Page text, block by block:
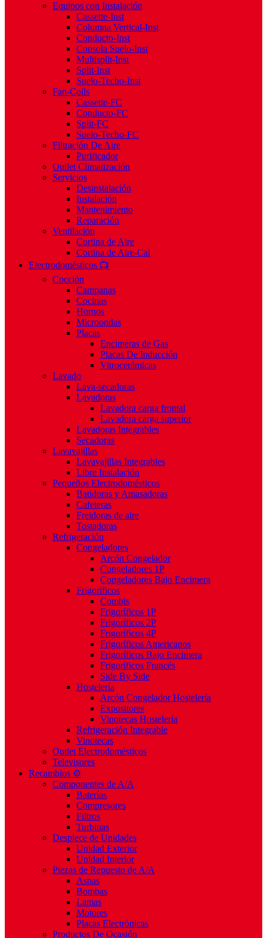
Equipos con Instalación
Cassette-Inst
Columna Vertical-Inst
Conducto-Inst
Consola Suelo-Inst
Multisplit-Inst
Split-Inst
Suelo-Techo-Inst
Fan-Coils
Cassette-FC
Conducto-FC
Split-FC
Suelo-Techo-FC
Filtración De Aire
Purificador
Outlet Climatización
Servicios
Desinstalación
Instalación
Mantenimiento
Reparación
Ventilación
Cortina de Aire
Cortina de Aire-Cal
Electrodomésticos 📺
Cocción
Campanas
Cocinas
Hornos
Microondas
Placas
Encimeras de Gas
Placas De Inducción
Vitrocerámicas
Lavado
Lava-secadoras
Lavadoras
Lavadora carga frontal
Lavadora carga superior
Lavadoras Integrables
Secadoras
Lavavajillas
Lavavajillas Integrables
Libre Instalación
Pequeños Electrodomésticos
Batidoras y Amasadoras
Cafeteras
Freidoras de aire
Tostadoras
Refrigeración
Congeladores
Arcón Congelador
Congeladores 1P
Congeladores Bajo Encimera
Frigoríficos
Combis
Frigoríficos 1P
Frigoríficos 2P
Frigoríficos 4P
Frigoríficos Americanos
Frigoríficos Bajo Encimera
Frigoríficos Francés
Side By Side
Hostelería
Arcón Congelador Hostelería
Expositores
Vinotecas Hostelería
Refrigeración Integrable
Vinotecas
Outlet Electrodomésticos
Televisores
Recambios ⚙️
Componentes de A/A
Baterías
Compresores
Filtros
Turbinas
Despiece de Unidades
Unidad Exterior
Unidad Interior
Piezas de Repuesto de A/A
Aspas
Bombas
Lamas
Motores
Placas Electrónicas
Productos De Ocasión